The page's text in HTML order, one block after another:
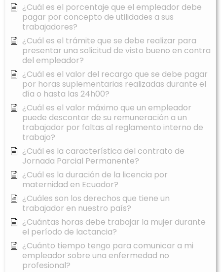
¿Cuál es el porcentaje que el empleador debe
pagar por concepto de utilidades a sus
trabajadores?
¿Cuál es el trámite que se debe realizar para
presentar una solicitud de visto bueno en contra
del empleador?
¿Cuál es el valor del recargo que se debe pagar
por horas suplementarias realizadas durante el
día o hasta las 24h00?
¿Cuál es el valor máximo que un empleador
puede descontar de su remuneración a un
trabajador por faltas al reglamento interno de
trabajo?
¿Cuál es la característica del contrato de
Jornada Parcial Permanente?
¿Cuál es la duración de la licencia por
maternidad en Ecuador?
¿Cuáles son los derechos que tiene un
trabajador en nuestro país?
¿Cuántas horas debe trabajar la mujer durante
el período de lactancia?
¿Cuánto tiempo tengo para comunicar a mi
empleador sobre una enfermedad no
profesional?